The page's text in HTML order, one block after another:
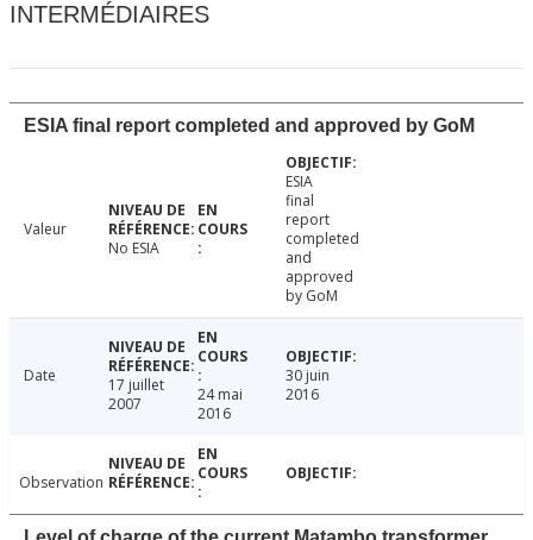
INTERMÉDIAIRES
ESIA final report completed and approved by GoM
Valeur
No ESIA
ESIA
final
report
completed
and
approved
by GoM
Date
17 juillet
2007
24 mai
2016
30 juin
2016
Observation